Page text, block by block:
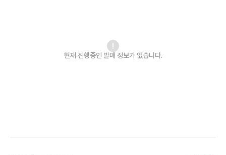
현재 진행중인 발매 정보가 없습니다.